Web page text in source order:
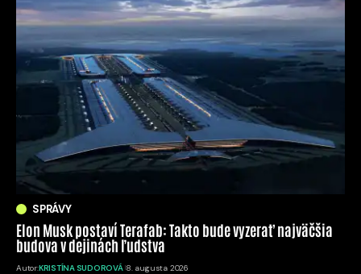
SPRÁVY
Elon Musk postaví Terafab: Takto bude vyzerať najväčšia
budova v dejinách ľudstva
Autor:KRISTÍNA SUDOROVÁ 8. augusta 2026